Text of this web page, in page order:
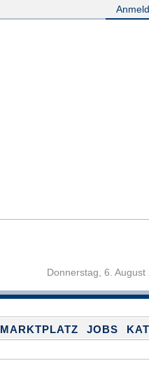
Donnerstag, 6.
MARKTPLATZ JOBS